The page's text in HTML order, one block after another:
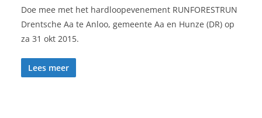
Doe mee met het hardloopevenement RUNFORESTRUN
Drentsche Aa te Anloo, gemeente Aa en Hunze (DR) op
za 31 okt 2015.
Lees meer